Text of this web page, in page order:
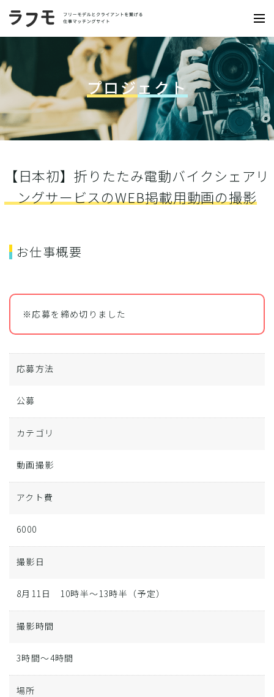
プロジェクト
【日本初】折りたたみ電動バイクシェアリ
ングサービスのWEB掲載用動画の撮影
お仕事概要
※応募を締め切りました
応募方法
公募
カテゴリ
動画撮影
アクト費
6000
撮影日
8月11日 10時半～13時半（予定）
撮影時間
3時間～4時間
場所